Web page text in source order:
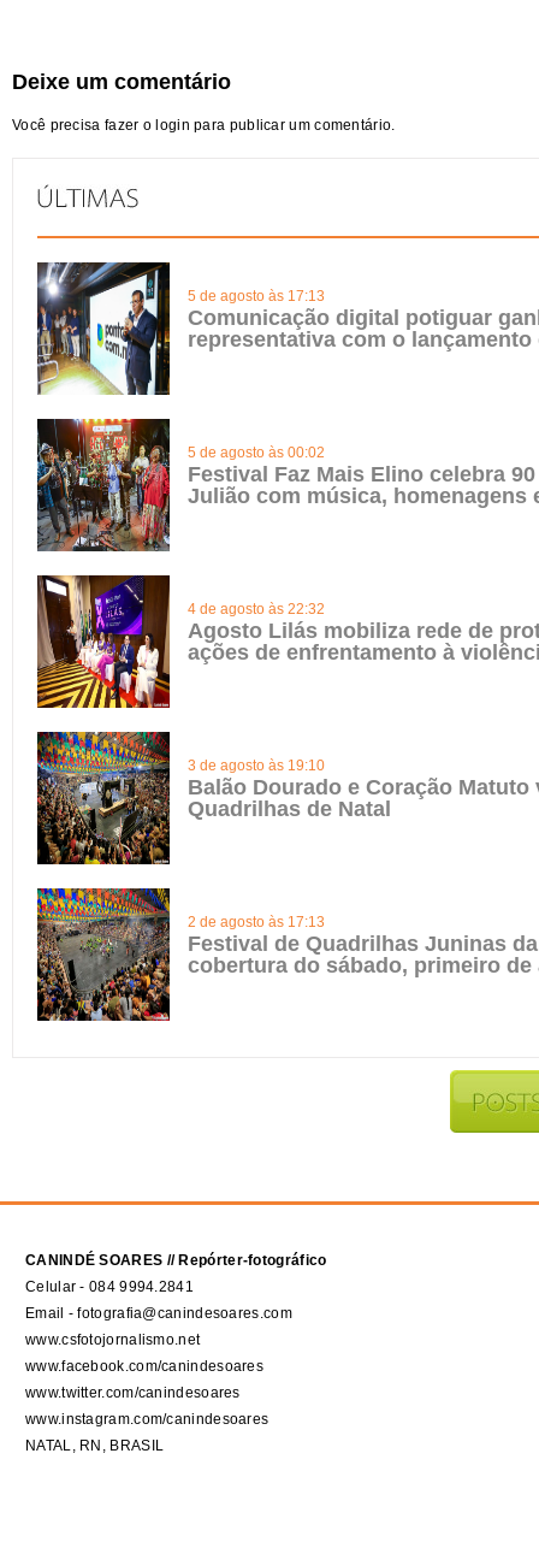
Deixe um comentário
Você precisa fazer o login para publicar um comentário.
5 de agosto às 17:13
Comunicação digital potiguar
representativa com o lançamento
5 de agosto às 00:02
Festival Faz Mais Elino celebra
Julião com música, homenagens
4 de agosto às 22:32
Agosto Lilás mobiliza rede de
ações de enfrentamento à
3 de agosto às 19:10
Balão Dourado e Coração Matuto
Quadrilhas de Natal
2 de agosto às 17:13
Festival de Quadrilhas Juninas
cobertura do sábado, primeiro de
CANINDÉ SOARES // Repórter-fotográfico
Celular - 084 9994.2841
Email - fotografia@canindesoares.com
www.csfotojornalismo.net
www.facebook.com/canindesoares
www.twitter.com/canindesoares
www.instagram.com/canindesoares
NATAL, RN, BRASIL